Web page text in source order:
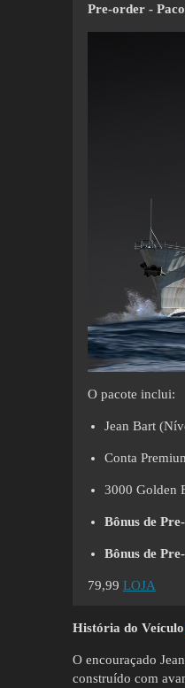
Pre-order -
O pacote inclui:
Jean Bart
Conta
3000 Golden
Bônus de
Bônus de
79,99 LOJA
História do Veículo
O encouraçado
construído com